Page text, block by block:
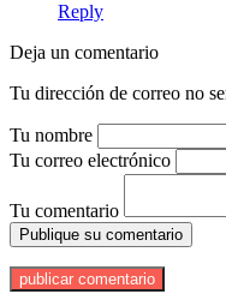
Reply
Deja un comentario
Tu dirección de correo no
Tu nombre
Tu correo electrónico
Tu comentario
Publique su comentario